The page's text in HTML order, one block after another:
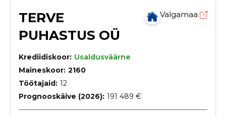
TERVE
PUHASTUS OÜ
Valgamaa
Krediidiskoor: Usaldusväärne
Maineskoor: 2160
Töötajaid: 12
Prognooskäive (2026): 191 489 €